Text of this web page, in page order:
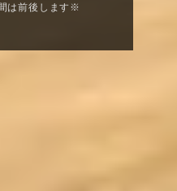
は前後します※